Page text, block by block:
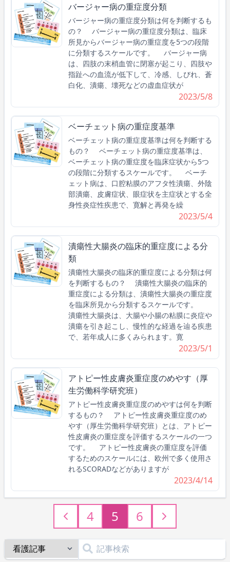
バージャー病の重症度分類
バージャー病の重症度分類は何を判断するも
の？ バージャー病の重症度分類は、臨床
所見からバージャー病の重症度を5つの段階
に分類するスケールです。 バージャー病
は、四肢の末梢血管に閉塞が起こり、四肢や
指趾への血流が低下して、冷感、しびれ、蒼
白化、潰瘍、壊死などの虚血症状が
2023/5/8
ベーチェット病の重症度基準
ベーチェット病の重症度基準は何を判断する
もの？ ベーチェット病の重症度基準は、
ベーチェット病の重症度を臨床症状から5つ
の段階に分類するスケールです。 ベーチ
ェット病は、口腔粘膜のアフタ性潰瘍、外陰
部潰瘍、皮膚症状、眼症状を主症状とする全
身性炎症性疾患で、寛解と再発を繰
2023/5/4
潰瘍性大腸炎の臨床的重症度による分
類
潰瘍性大腸炎の臨床的重症度による分類は何
を判断するもの？ 潰瘍性大腸炎の臨床的
重症度による分類は、潰瘍性大腸炎の重症度
を臨床所見から分類するスケールです。
潰瘍性大腸炎は、大腸や小腸の粘膜に炎症や
潰瘍を引き起こし、慢性的な経過を辿る疾患
で、若年成人に多くみられます。寛
2023/5/1
アトピー性皮膚炎重症度のめやす（厚
生労働科学研究班）
アトピー性皮膚炎重症度のめやすは何を判断
するもの？ アトピー性皮膚炎重症度のめ
やす（厚生労働科学研究班）とは、アトピー
性皮膚炎の重症度を評価するスケールの一つ
です。 アトピー性皮膚炎の重症度を評価
するためのスケールには、欧州で多く使用さ
れるSCORADなどがありますが
2023/4/14
4 5 6